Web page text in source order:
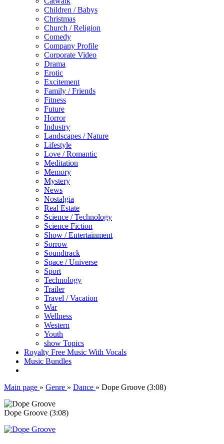
Children / Babys
Christmas
Church / Religion
Comedy
Company Profile
Corporate Video
Drama
Erotic
Excitement
Family / Friends
Fitness
Future
Horror
Industry
Landscapes / Nature
Lifestyle
Love / Romantic
Meditation
Memory
Mystery
News
Nostalgia
Real Estate
Science / Technology
Science Fiction
Show / Entertainment
Sorrow
Soundtrack
Space / Universe
Sport
Technology
Trailer
Travel / Vacation
War
Wellness
Western
Youth
show Topics
Royalty Free Music With Vocals
Music Bundles
Main page » Genre » Dance » Dope Groove (3:08)
Dope Groove (3:08)